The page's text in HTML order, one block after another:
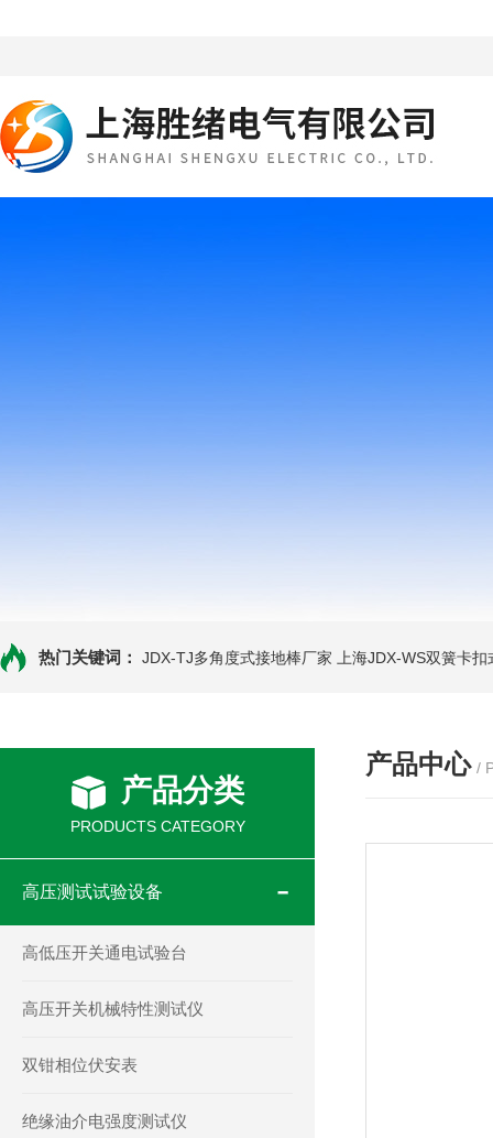
热门关键词： JDX-TJ多角度式接地棒厂家 上海JDX-WS双簧卡
产品分类
PRODUCTS CATEGORY
高压测试试验设备
高低压开关通电试验台
高压开关机械特性测试仪
双钳相位伏安表
绝缘油介电强度测试仪
产品中心 /